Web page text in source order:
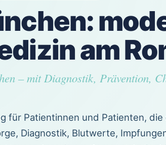
am
– mit Diagnostik, Prävention,
für Patientinnen und Patienten,
Diagnostik, Blutwerte,